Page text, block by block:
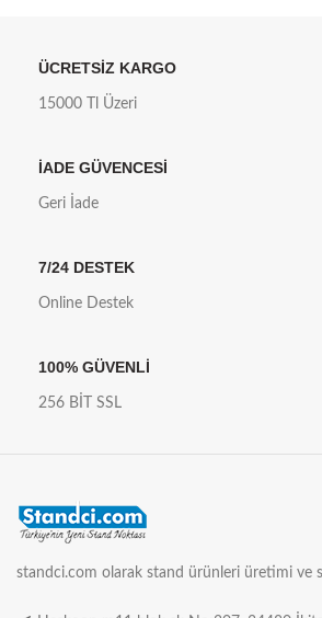
ÜCRETSİZ KARGO
15000 Tl Üzeri
İADE GÜVENCESİ
Geri İade
7/24 DESTEK
Online Destek
100% GÜVENLİ
256 BİT SSL
standci.com olarak stand ürünleri üretimi ve